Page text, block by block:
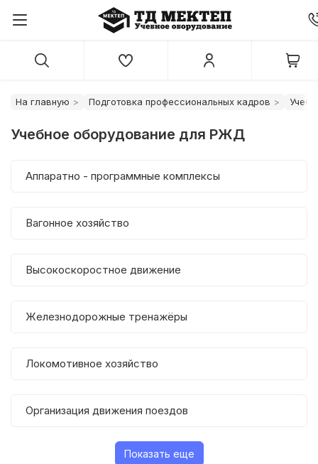
На главную Подготовка профессиональных кадров
Учебное оборудование для РЖД
Аппаратно - программные комплексы
Вагонное хозяйство
Высокоскоростное движение
Железнодорожные тренажёры
Локомотивное хозяйство
Организация движения поездов
Показать еще